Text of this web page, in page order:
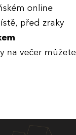
online
před zraky
na večer můžete